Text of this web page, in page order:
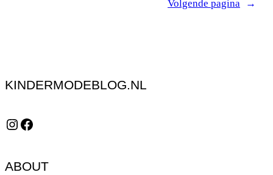
Volgende pagina →
KINDERMODEBLOG.NL
Instagram Facebook
ABOUT